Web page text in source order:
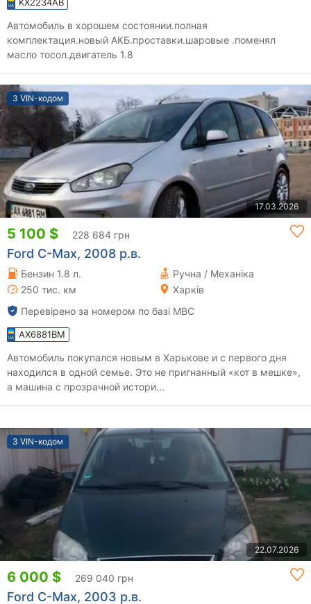
Автомобиль в хорошем состоянии.полная
комплектация.новый АКБ.проставки.шаровые .поменял
масло тосол.двигатель 1.8
З VIN-кодом
17.03.2026
5 100 $ 228 684 грн
Ford C-Max, 2008 р.в.
Бензин 1.8 л.
Ручна / Механіка
250 тис. км
Харків
Перевірено за номером по базі МВС
AX6881BM
Автомобиль покупался новым в Харькове и с первого дня
находился в одной семье. Это не пригнанный «кот в мешке»,
а машина с прозрачной истори...
З VIN-кодом
22.07.2026
6 000 $ 269 040 грн
Ford C-Max, 2003 р.в.